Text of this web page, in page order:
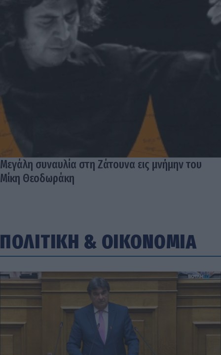
Μεγάλη συναυλία στη Ζάτουνα εις μνήμην του
Μίκη Θεοδωράκη
ΠΟΛΙΤΙΚΗ & ΟΙΚΟΝΟΜΙΑ